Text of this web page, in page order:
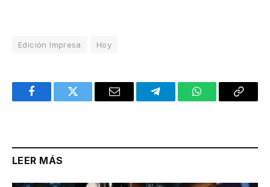
Edición Impresa Hoy
FacebookTwitter Email TelegramWhatsAppCopy
LEER MÁS